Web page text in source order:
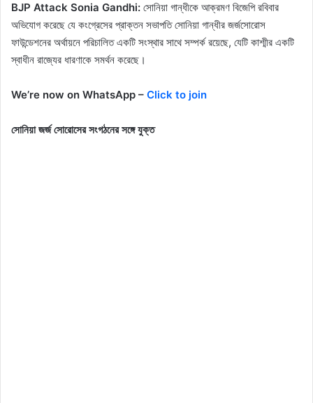
BJP Attack Sonia Gandhi: সোনিয়া গান্ধীকে আক্রমণ বিজেপি রবিবার
অভিযোগ করেছে যে কংগ্রেসের প্রাক্তন সভাপতি সোনিয়া গান্ধীর জর্জসোরোস
ফাউন্ডেশনের অর্থায়নে পরিচালিত একটি সংস্থার সাথে সম্পর্ক রয়েছে, যেটি কাশ্মীর একটি
স্বাধীন রাজ্যের ধারণাকে সমর্থন করেছে।
We’re now on WhatsApp – Click to join
সোনিয়া জর্জ সোরোসের সংগঠনের সঙ্গে যুক্ত